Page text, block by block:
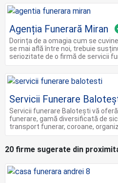
Agenția Funerară Miran
Dorința de a omagia cum se
se mai află între noi, trebuie
seriozitate de o firmă de servicii
Servicii Funerare
Servicii funerare Balotești vă
funerare, gamă diversificată de
transport funerar, coroane,
20 firme sugerate din